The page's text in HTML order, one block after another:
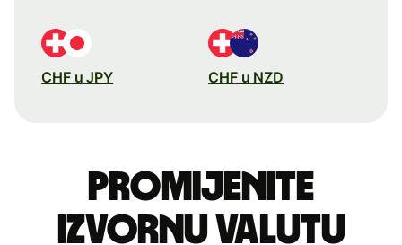
CHF u JPY CHF u NZD
Promijenite
izvornu valutu